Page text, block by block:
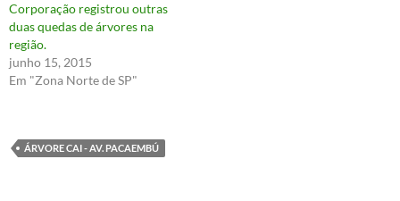
Corporação registrou outras
duas quedas de árvores na
região.
junho 15, 2015
Em "Zona Norte de SP"
ÁRVORE CAI - AV. PACAEMBÚ